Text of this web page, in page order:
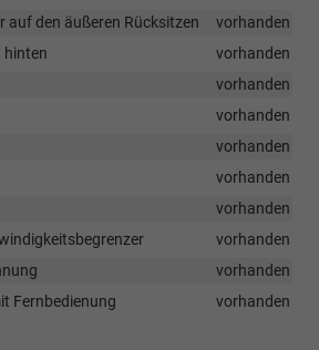
auf den äußeren Rücksitzen
vorhanden
hinten
vorhanden
vorhanden
vorhanden
vorhanden
vorhanden
vorhanden
vorhanden
vorhanden
Fernbedienung
vorhanden